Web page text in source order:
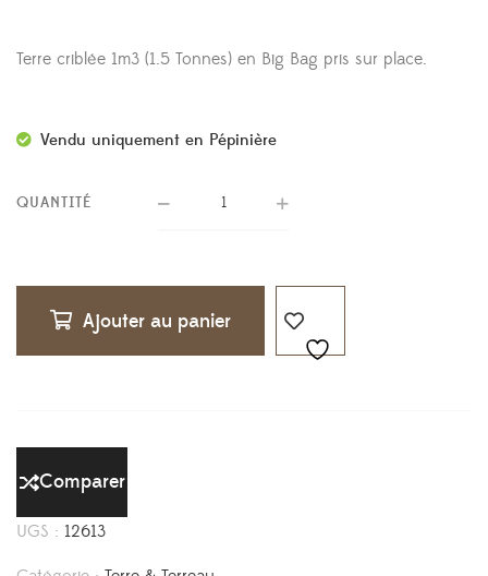
Terre criblée 1m3 (1.5 Tonnes) en Big Bag pris sur place.
Vendu uniquement en Pépinière
QUANTITÉ
Ajouter au panier
Comparer
UGS : 12613